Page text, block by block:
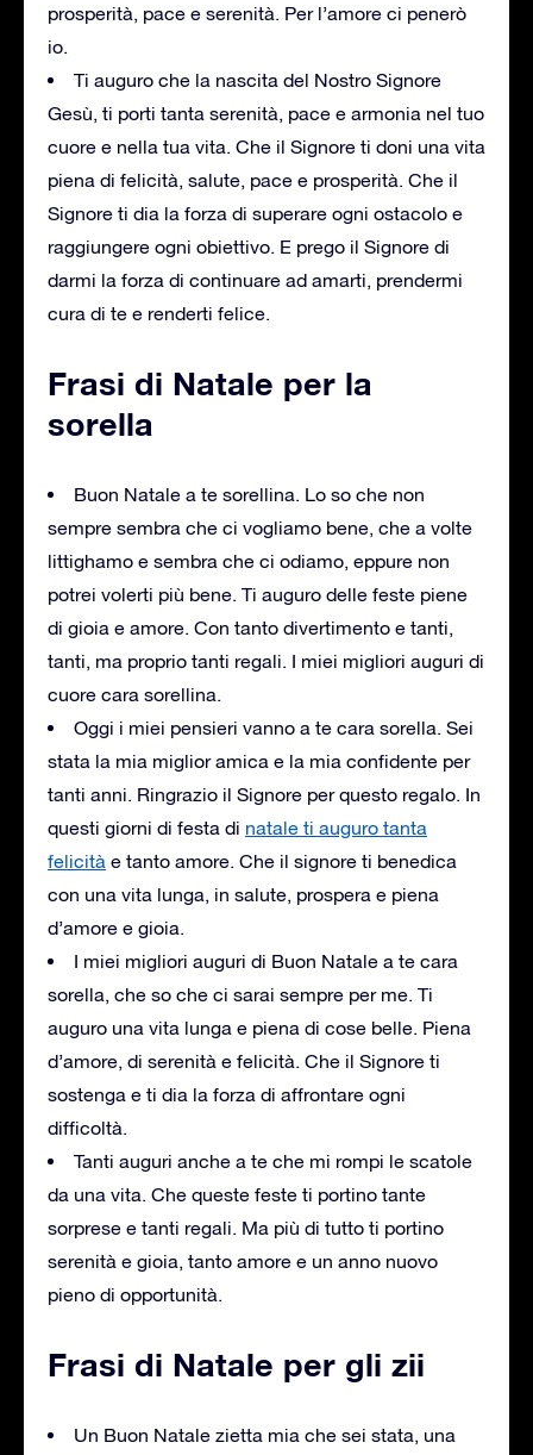
prosperità, pace e serenità. Per l’amore ci penerò
io.
Ti auguro che la nascita del Nostro Signore
Gesù, ti porti tanta serenità, pace e armonia nel tuo
cuore e nella tua vita. Che il Signore ti doni una vita
piena di felicità, salute, pace e prosperità. Che il
Signore ti dia la forza di superare ogni ostacolo e
raggiungere ogni obiettivo. E prego il Signore di
darmi la forza di continuare ad amarti, prendermi
cura di te e renderti felice.
Frasi di Natale per la
sorella
Buon Natale a te sorellina. Lo so che non
sempre sembra che ci vogliamo bene, che a volte
littighamo e sembra che ci odiamo, eppure non
potrei volerti più bene. Ti auguro delle feste piene
di gioia e amore. Con tanto divertimento e tanti,
tanti, ma proprio tanti regali. I miei migliori auguri di
cuore cara sorellina.
Oggi i miei pensieri vanno a te cara sorella. Sei
stata la mia miglior amica e la mia confidente per
tanti anni. Ringrazio il Signore per questo regalo. In
questi giorni di festa di natale ti auguro tanta
felicità e tanto amore. Che il signore ti benedica
con una vita lunga, in salute, prospera e piena
d’amore e gioia.
I miei migliori auguri di Buon Natale a te cara
sorella, che so che ci sarai sempre per me. Ti
auguro una vita lunga e piena di cose belle. Piena
d’amore, di serenità e felicità. Che il Signore ti
sostenga e ti dia la forza di affrontare ogni
difficoltà.
Tanti auguri anche a te che mi rompi le scatole
da una vita. Che queste feste ti portino tante
sorprese e tanti regali. Ma più di tutto ti portino
serenità e gioia, tanto amore e un anno nuovo
pieno di opportunità.
Frasi di Natale per gli zii
Un Buon Natale zietta mia che sei stata, una